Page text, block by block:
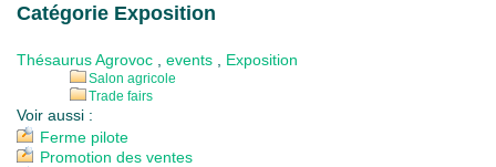
Catégorie Exposition
Thésaurus Agrovoc events Exposition
Salon agricole
Trade fairs
Voir aussi :
Ferme pilote
Promotion des ventes